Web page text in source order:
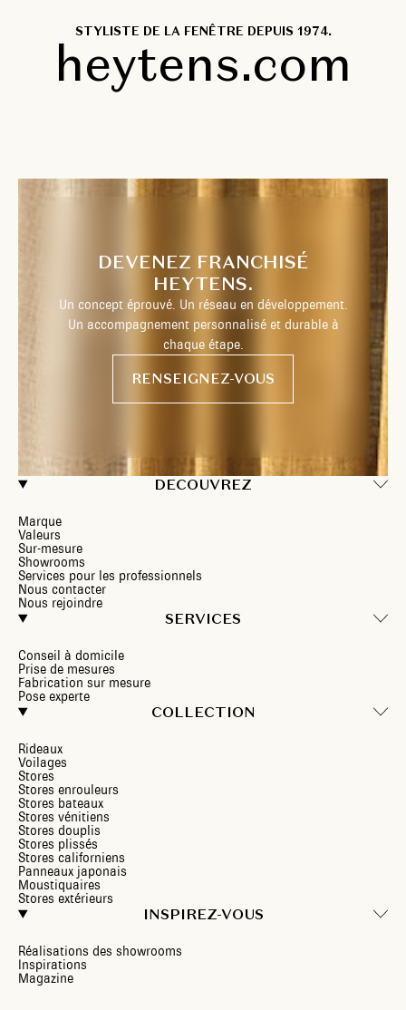
STYLISTE DE LA FENÊTRE DEPUIS 1974.
heytens.com
DECOUVREZ
Marque
Valeurs
Sur-mesure
Showrooms
Services pour les professionnels
Nous contacter
Nous rejoindre
SERVICES
Conseil à domicile
Prise de mesures
Fabrication sur mesure
Pose experte
COLLECTION
Rideaux
Voilages
Stores
Stores enrouleurs
Stores bateaux
Stores vénitiens
Stores douplis
Stores plissés
Stores californiens
Panneaux japonais
Moustiquaires
Stores extérieurs
INSPIREZ-VOUS
Réalisations des showrooms
Inspirations
Magazine
DEVENEZ FRANCHISÉ
HEYTENS.
Un concept éprouvé. Un réseau en développement.
Un accompagnement personnalisé et durable à
chaque étape.
RENSEIGNEZ-VOUS